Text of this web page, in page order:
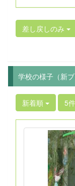
差し戻しのみ
学校の様子（新ブ
新着順 5件